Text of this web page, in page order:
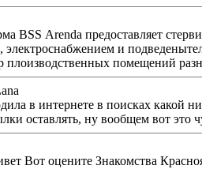
помещение, складское помещение, промышленность. площадь
электроснабжением и
в поисках какой нибудь новой и приятной музыки. Я просто
оставлять, ну вообщем вот это
как оформить все